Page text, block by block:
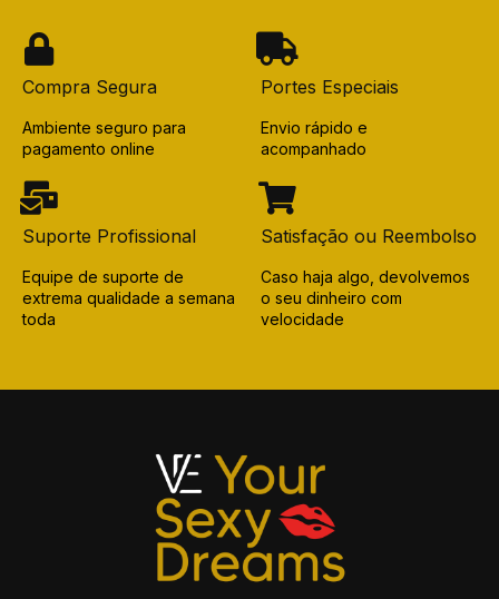
Compra Segura
Ambiente seguro para
pagamento online
Portes Especiais
Envio rápido e
acompanhado
Suporte Profissional
Equipe de suporte de
extrema qualidade a semana
toda
Satisfação ou Reembolso
Caso haja algo, devolvemos
o seu dinheiro com
velocidade